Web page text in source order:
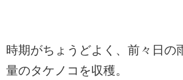
時期がちょうどよく、前々日の
量のタケノコを収穫。